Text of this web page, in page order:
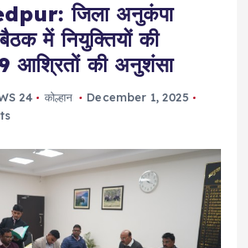
जिला अनुकंपा
में नियुक्तियों की
आश्रितों की अनुशंसा
24 कोल्हान
December 1, 2025